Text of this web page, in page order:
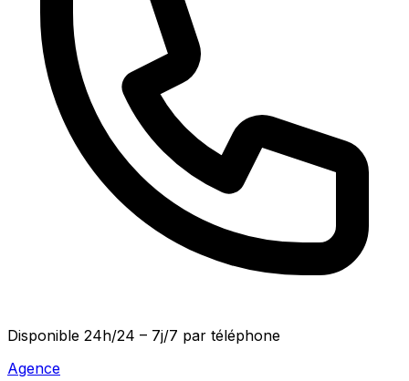
Disponible 24h/24 – 7j/7 par téléphone
Agence